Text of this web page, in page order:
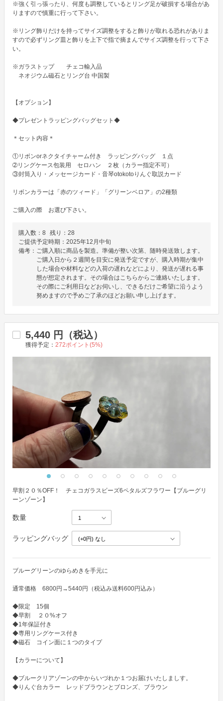
※強く引っ張ったり、何度も調整しているとリング足が破損する場合があ
りますので慎重に行って下さい。
※リング飾りだけを持ってサイズ調整をすると飾りが取れる恐れがありま
すので必ずリング皿と飾りを上下で指で摘まんでサイズ調整を行って下さ
い。
※ガラストップ　　チェコ輸入品
ネオジウム磁石とリング台 中国製
【オプション】
◆プレゼントラッピングバッグセット◆
＊セット内容＊
①リボンorネクタイチャーム付き　ラッピングバッグ　１点
➁リングケース包装用　セロハン　２枚（カラー指定不可）
③封筒入り・メッセージカード・音琴otokotoりんぐ取説カード
リボンカラーは「赤のツィード」「グリーンベロア」の2種類
ご購入の際　お選び下さい。
購入数： 8 残り： 28
ご提供予定時期： 2025年12月中旬
備考： ご購入順に商品を製造。準備が整い次第、随時発送致します。
ご購入日から２週間を目安に発送予定ですが、購入時期が集中
した場合や材料などの入荷の遅れなどにより、発送が遅れる事
態が想定されます。その場合はこちらからご連絡いたします。
その際にご利用日などお伺いし、できるだけご希望に沿うよう
努めますので予めご了承のほどお願い申し上げます。
5,440 円（税込）
獲得予定： 272ポイント(5%)
早割２０％OFF！ チェコガラスビーズ6ペタルズフラワー【ブルーグリ
ーンゾーン】
数量
ラッピングバッグ
ブルーグリーンのゆらめきを手元に
通常価格　6800円→5440円（税込み送料600円込み）
◆限定　15個
◆早割　 ２０%オフ
◆1年保証付き
◆専用リングケース付き
◆磁石　コイン面に１つのタイプ
【カラーについて】
◆ブルークリアゾーンの中からいづれか１つお届けいたしましす。
◆りんぐ台カラー　レッドブラウンとブロンズ、ブラウン